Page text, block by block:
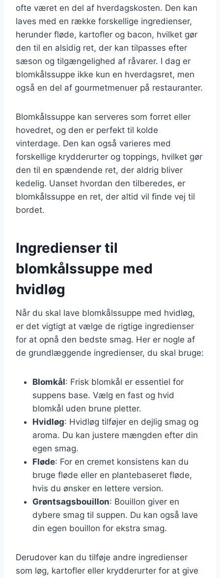
ofte været en del af hverdagskosten. Den kan
laves med en række forskellige ingredienser,
herunder fløde, kartofler og bacon, hvilket gør
den til en alsidig ret, der kan tilpasses efter
sæson og tilgængelighed af råvarer. I dag er
blomkålssuppe ikke kun en hverdagsret, men
også en del af gourmetmenuer på restauranter.
Blomkålssuppe kan serveres som forret eller
hovedret, og den er perfekt til kolde
vinterdage. Den kan også varieres med
forskellige krydderurter og toppings, hvilket gør
den til en spændende ret, der aldrig bliver
kedelig. Uanset hvordan den tilberedes, er
blomkålssuppe en ret, der altid vil finde vej til
bordet.
Ingredienser til
blomkålssuppe med
hvidløg
Når du skal lave blomkålssuppe med hvidløg,
er det vigtigt at vælge de rigtige ingredienser
for at opnå den bedste smag. Her er nogle af
de grundlæggende ingredienser, du skal bruge:
Blomkål: Frisk blomkål er essentiel for
suppens base. Vælg en fast og hvid
blomkål uden brune pletter.
Hvidløg: Hvidløg tilføjer en dejlig smag og
aroma. Du kan justere mængden efter din
egen smag.
Fløde: For en cremet konsistens kan du
bruge fløde eller en plantebaseret fløde,
hvis du ønsker en lettere version.
Grøntsagsbouillon: Bouillon giver en
dybere smag til suppen. Du kan også lave
din egen bouillon for ekstra smag.
Derudover kan du tilføje andre ingredienser
som løg, kartofler eller krydderurter for at give